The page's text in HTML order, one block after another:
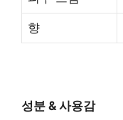
향
성분 & 사용감